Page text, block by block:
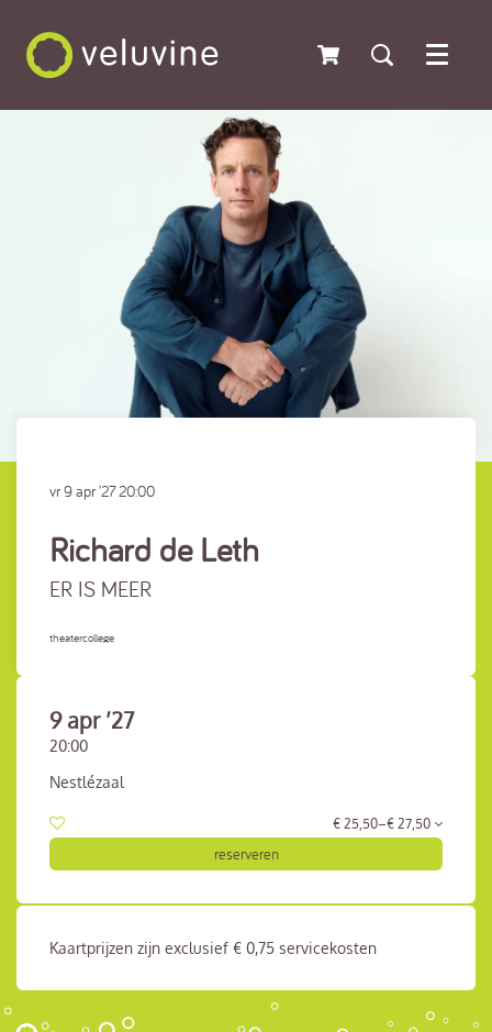
Menu
Richard de Leth
ER IS MEER
vr 9 apr ’2720:00
theatercollege
9 apr ’27
20:00
Nestlézaal
€ 25,50–€ 27,50
reserveren
Kaartprijzen zijn exclusief € 0,75 servicekosten